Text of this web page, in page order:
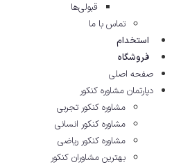
قبولی‌ها
تماس با ما
استخدام
فروشگاه
صفحه اصلی
دپارتمان مشاوره کنکور
مشاوره کنکور تجربی
مشاوره کنکور انسانی
مشاوره کنکور ریاضی
بهترین مشاوران کنکور